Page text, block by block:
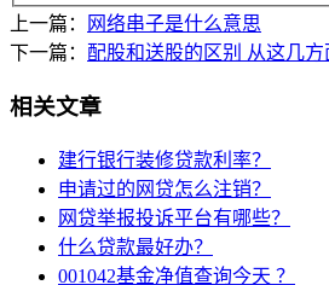
上一篇：
网络串子是什么意思
下一篇： 配股和送股的区别 从这几方
相关文章
建行银行装修贷款利率？
申请过的网贷怎么注销？
网贷举报投诉平台有哪些？
什么贷款最好办？
001042基金净值查询今天 ？